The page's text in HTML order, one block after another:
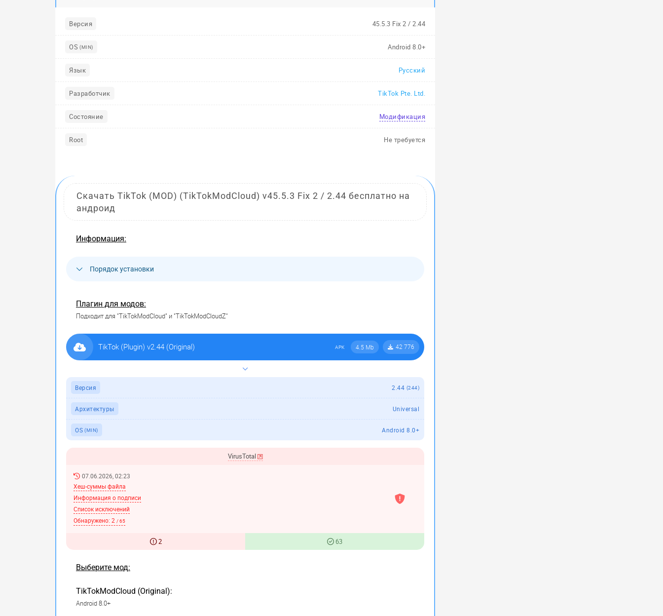
Версия 45.5.3 Fix 2 / 2.44
OS (MIN) Android 8.0+
Язык Русский
Разработчик TikTok Pte. Ltd.
Состояние Модификация
Root Не требуется
Скачать TikTok (MOD) (TikTokModCloud) v45.5.3 Fix 2 / 2.44 бесплатно на
андроид
Информация:
Порядок установки
Плагин для модов:
Подходит для "TikTokModCloud" и "TikTokModCloudZ"
TikTok (Plugin) v2.44 (Original) APK 4.5 Mb 42 776
Версия 2.44 (244)
Архитектуры Universal
OS (MIN) Android 8.0+
VirusTotal
07.06.2026, 02:23
Хеш-суммы файла
Информация о подписи
Список исключений
Обнаружено: 2 / 65
2 63
Выберите мод:
TikTokModCloud (Original):
Android 8.0+